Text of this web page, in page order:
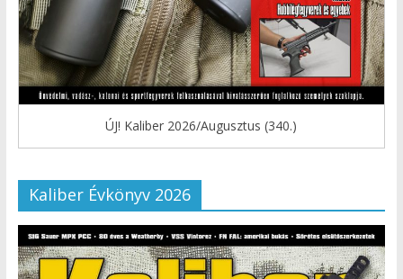
ÚJ! Kaliber 2026/Augusztus (340.)
Kaliber Évkönyv 2026